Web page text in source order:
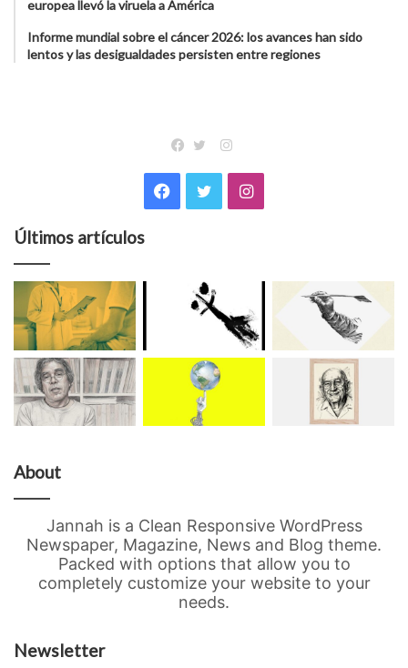
europea llevó la viruela a América
Informe mundial sobre el cáncer 2026: los avances han sido
lentos y las desigualdades persisten entre regiones
Instagram
Facebook
TwitterInstagram
Últimos artículos
About
Jannah is a Clean Responsive WordPress
Newspaper, Magazine, News and Blog theme.
Packed with options that allow you to
completely customize your website to your
needs.
Newsletter